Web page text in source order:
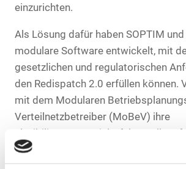
einzurichten.
Als Lösung dafür haben SOPTIM und
modulare Software entwickelt, mit
gesetzlichen und regulatorischen
den Redispatch 2.0 erfüllen können.
mit dem Modularen
Verteilnetzbetreiber (MoBeV) ihre
Flexibilitätspotenziale, führen alle
Netzberechnungen durch und
kostenoptimierten Redispatch-